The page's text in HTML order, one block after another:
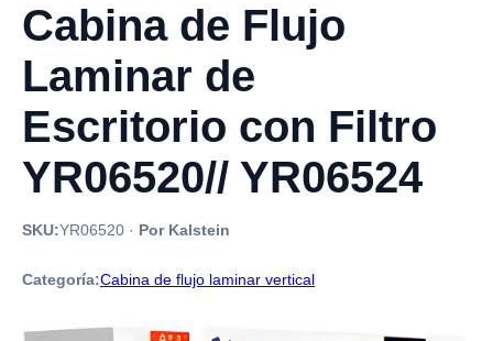
Cabina de Flujo
Laminar de
Escritorio con Filtro
YR06520// YR06524
SKU:YR06520 · Por Kalstein
Categoría:Cabina de flujo laminar vertical